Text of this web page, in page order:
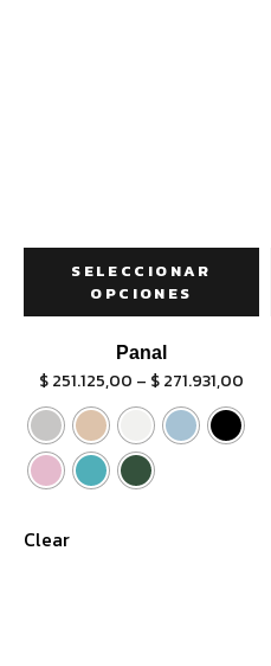
SELECCIONAR
OPCIONES
Panal
$251.125,00 – $271.931,00
Clear